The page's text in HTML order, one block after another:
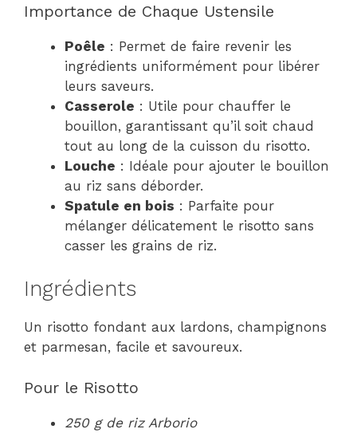
Importance de Chaque Ustensile
Poêle : Permet de faire revenir les
ingrédients uniformément pour libérer
leurs saveurs.
Casserole : Utile pour chauffer le
bouillon, garantissant qu’il soit chaud
tout au long de la cuisson du risotto.
Louche : Idéale pour ajouter le bouillon
au riz sans déborder.
Spatule en bois : Parfaite pour
mélanger délicatement le risotto sans
casser les grains de riz.
Ingrédients
Un risotto fondant aux lardons, champignons
et parmesan, facile et savoureux.
Pour le Risotto
250 g de riz Arborio